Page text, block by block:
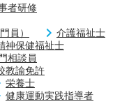
者研修
員）
介護福祉士
神保健福祉士
相談員
教諭免許
栄養士
健康運動実践指導者